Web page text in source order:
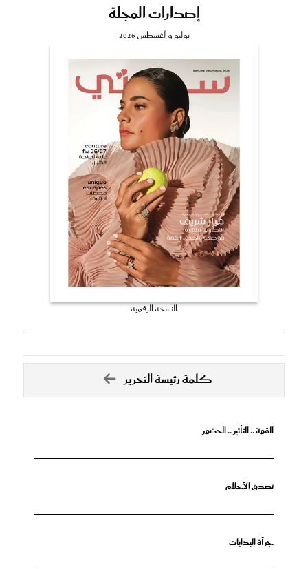
إصدارات المجلة
يوليو و أغسطس 2026
النسخة الرقمية
كلمة رئيسة التحرير
القوة .. التأثير .. الحضور
تصدق الأحلام
جرأة البدايات